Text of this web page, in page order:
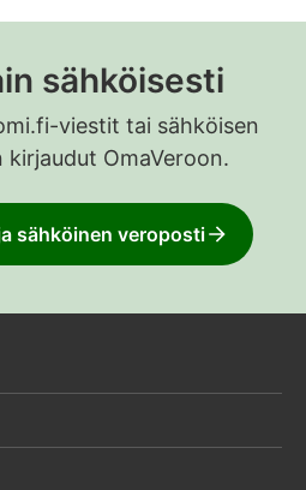
sähköisesti
viestit tai sähköisen
OmaVeroon.
sähköinen veroposti